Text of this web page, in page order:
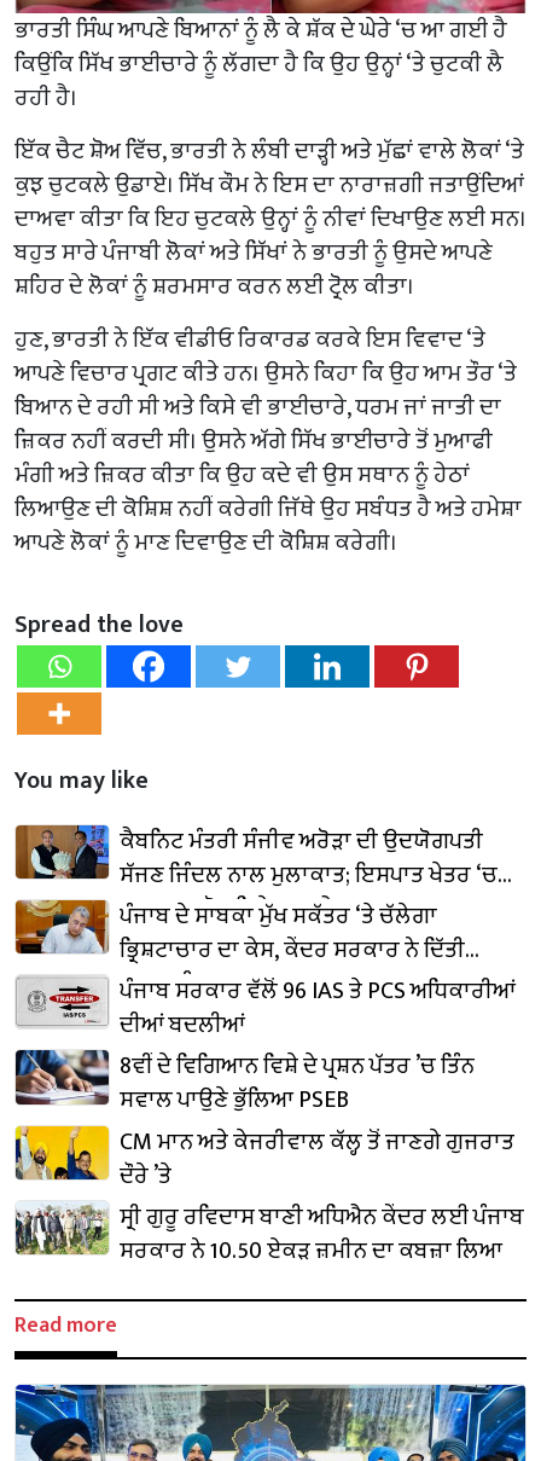
ਭਾਰਤੀ ਸਿੰਘ ਆਪਣੇ ਬਿਆਨਾਂ ਨੂੰ ਲੈ ਕੇ ਸ਼ੱਕ ਦੇ ਘੇਰੇ ‘ਚ ਆ ਗਈ ਹੈ
ਕਿਉਂਕਿ ਸਿੱਖ ਭਾਈਚਾਰੇ ਨੂੰ ਲੱਗਦਾ ਹੈ ਕਿ ਉਹ ਉਨ੍ਹਾਂ ‘ਤੇ ਚੁਟਕੀ ਲੈ
ਰਹੀ ਹੈ।
ਇੱਕ ਚੈਟ ਸ਼ੋਅ ਵਿੱਚ, ਭਾਰਤੀ ਨੇ ਲੰਬੀ ਦਾੜ੍ਹੀ ਅਤੇ ਮੁੱਛਾਂ ਵਾਲੇ ਲੋਕਾਂ ‘ਤੇ
ਕੁਝ ਚੁਟਕਲੇ ਉਡਾਏ। ਸਿੱਖ ਕੌਮ ਨੇ ਇਸ ਦਾ ਨਾਰਾਜ਼ਗੀ ਜਤਾਉਂਦਿਆਂ
ਦਾਅਵਾ ਕੀਤਾ ਕਿ ਇਹ ਚੁਟਕਲੇ ਉਨ੍ਹਾਂ ਨੂੰ ਨੀਵਾਂ ਦਿਖਾਉਣ ਲਈ ਸਨ।
ਬਹੁਤ ਸਾਰੇ ਪੰਜਾਬੀ ਲੋਕਾਂ ਅਤੇ ਸਿੱਖਾਂ ਨੇ ਭਾਰਤੀ ਨੂੰ ਉਸਦੇ ਆਪਣੇ
ਸ਼ਹਿਰ ਦੇ ਲੋਕਾਂ ਨੂੰ ਸ਼ਰਮਸਾਰ ਕਰਨ ਲਈ ਟ੍ਰੋਲ ਕੀਤਾ।
ਹੁਣ, ਭਾਰਤੀ ਨੇ ਇੱਕ ਵੀਡੀਓ ਰਿਕਾਰਡ ਕਰਕੇ ਇਸ ਵਿਵਾਦ ‘ਤੇ
ਆਪਣੇ ਵਿਚਾਰ ਪ੍ਰਗਟ ਕੀਤੇ ਹਨ। ਉਸਨੇ ਕਿਹਾ ਕਿ ਉਹ ਆਮ ਤੌਰ ‘ਤੇ
ਬਿਆਨ ਦੇ ਰਹੀ ਸੀ ਅਤੇ ਕਿਸੇ ਵੀ ਭਾਈਚਾਰੇ, ਧਰਮ ਜਾਂ ਜਾਤੀ ਦਾ
ਜ਼ਿਕਰ ਨਹੀਂ ਕਰਦੀ ਸੀ। ਉਸਨੇ ਅੱਗੇ ਸਿੱਖ ਭਾਈਚਾਰੇ ਤੋਂ ਮੁਆਫੀ
ਮੰਗੀ ਅਤੇ ਜ਼ਿਕਰ ਕੀਤਾ ਕਿ ਉਹ ਕਦੇ ਵੀ ਉਸ ਸਥਾਨ ਨੂੰ ਹੇਠਾਂ
ਲਿਆਉਣ ਦੀ ਕੋਸ਼ਿਸ਼ ਨਹੀਂ ਕਰੇਗੀ ਜਿੱਥੇ ਉਹ ਸਬੰਧਤ ਹੈ ਅਤੇ ਹਮੇਸ਼ਾ
ਆਪਣੇ ਲੋਕਾਂ ਨੂੰ ਮਾਣ ਦਿਵਾਉਣ ਦੀ ਕੋਸ਼ਿਸ਼ ਕਰੇਗੀ।
Spread the love
You may like
ਕੈਬਨਿਟ ਮੰਤਰੀ ਸੰਜੀਵ ਅਰੋੜਾ ਦੀ ਉਦਯੋਗਪਤੀ
ਸੱਜਣ ਜਿੰਦਲ ਨਾਲ ਮੁਲਾਕਾਤ; ਇਸਪਾਤ ਖੇਤਰ ‘ਚ
₹1,500 ਕਰੋੜ ਨਿਵੇਸ਼ ਦਾ ਐਲਾਨ
ਪੰਜਾਬ ਦੇ ਸਾਬਕਾ ਮੁੱਖ ਸਕੱਤਰ ‘ਤੇ ਚੱਲੇਗਾ
ਭ੍ਰਿਸ਼ਟਾਚਾਰ ਦਾ ਕੇਸ, ਕੇਂਦਰ ਸਰਕਾਰ ਨੇ ਦਿੱਤੀ
ਪ੍ਰਵਾਨਗੀ
ਪੰਜਾਬ ਸਰਕਾਰ ਵੱਲੋਂ 96 IAS ਤੇ PCS ਅਧਿਕਾਰੀਆਂ
ਦੀਆਂ ਬਦਲੀਆਂ
8ਵੀਂ ਦੇ ਵਿਗਿਆਨ ਵਿਸ਼ੇ ਦੇ ਪ੍ਰਸ਼ਨ ਪੱਤਰ ’ਚ ਤਿੰਨ
ਸਵਾਲ ਪਾਉਣੇ ਭੁੱਲਿਆ PSEB
CM ਮਾਨ ਅਤੇ ਕੇਜਰੀਵਾਲ ਕੱਲ੍ਹ ਤੋਂ ਜਾਣਗੇ ਗੁਜਰਾਤ
ਦੌਰੇ ’ਤੇ
ਸ੍ਰੀ ਗੁਰੂ ਰਵਿਦਾਸ ਬਾਣੀ ਅਧਿਐਨ ਕੇਂਦਰ ਲਈ ਪੰਜਾਬ
ਸਰਕਾਰ ਨੇ 10.50 ਏਕੜ ਜ਼ਮੀਨ ਦਾ ਕਬਜ਼ਾ ਲਿਆ
Read more